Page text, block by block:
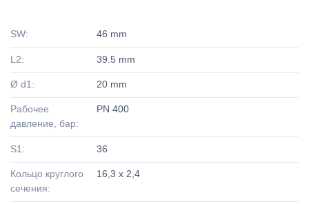
SW: 46 mm
L2: 39.5 mm
Ø d1: 20 mm
Рабочее
давление, бар:
PN 400
S1: 36
Кольцо круглого
сечения:
16,3 x 2,4